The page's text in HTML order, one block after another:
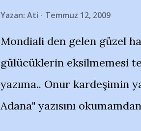
Yazan: Ati Temmuz 12, 2009
Mondiali den gelen güzel
gülücüklerin eksilmemesi
yazıma.. Onur kardeşimin
Adana" yazısını